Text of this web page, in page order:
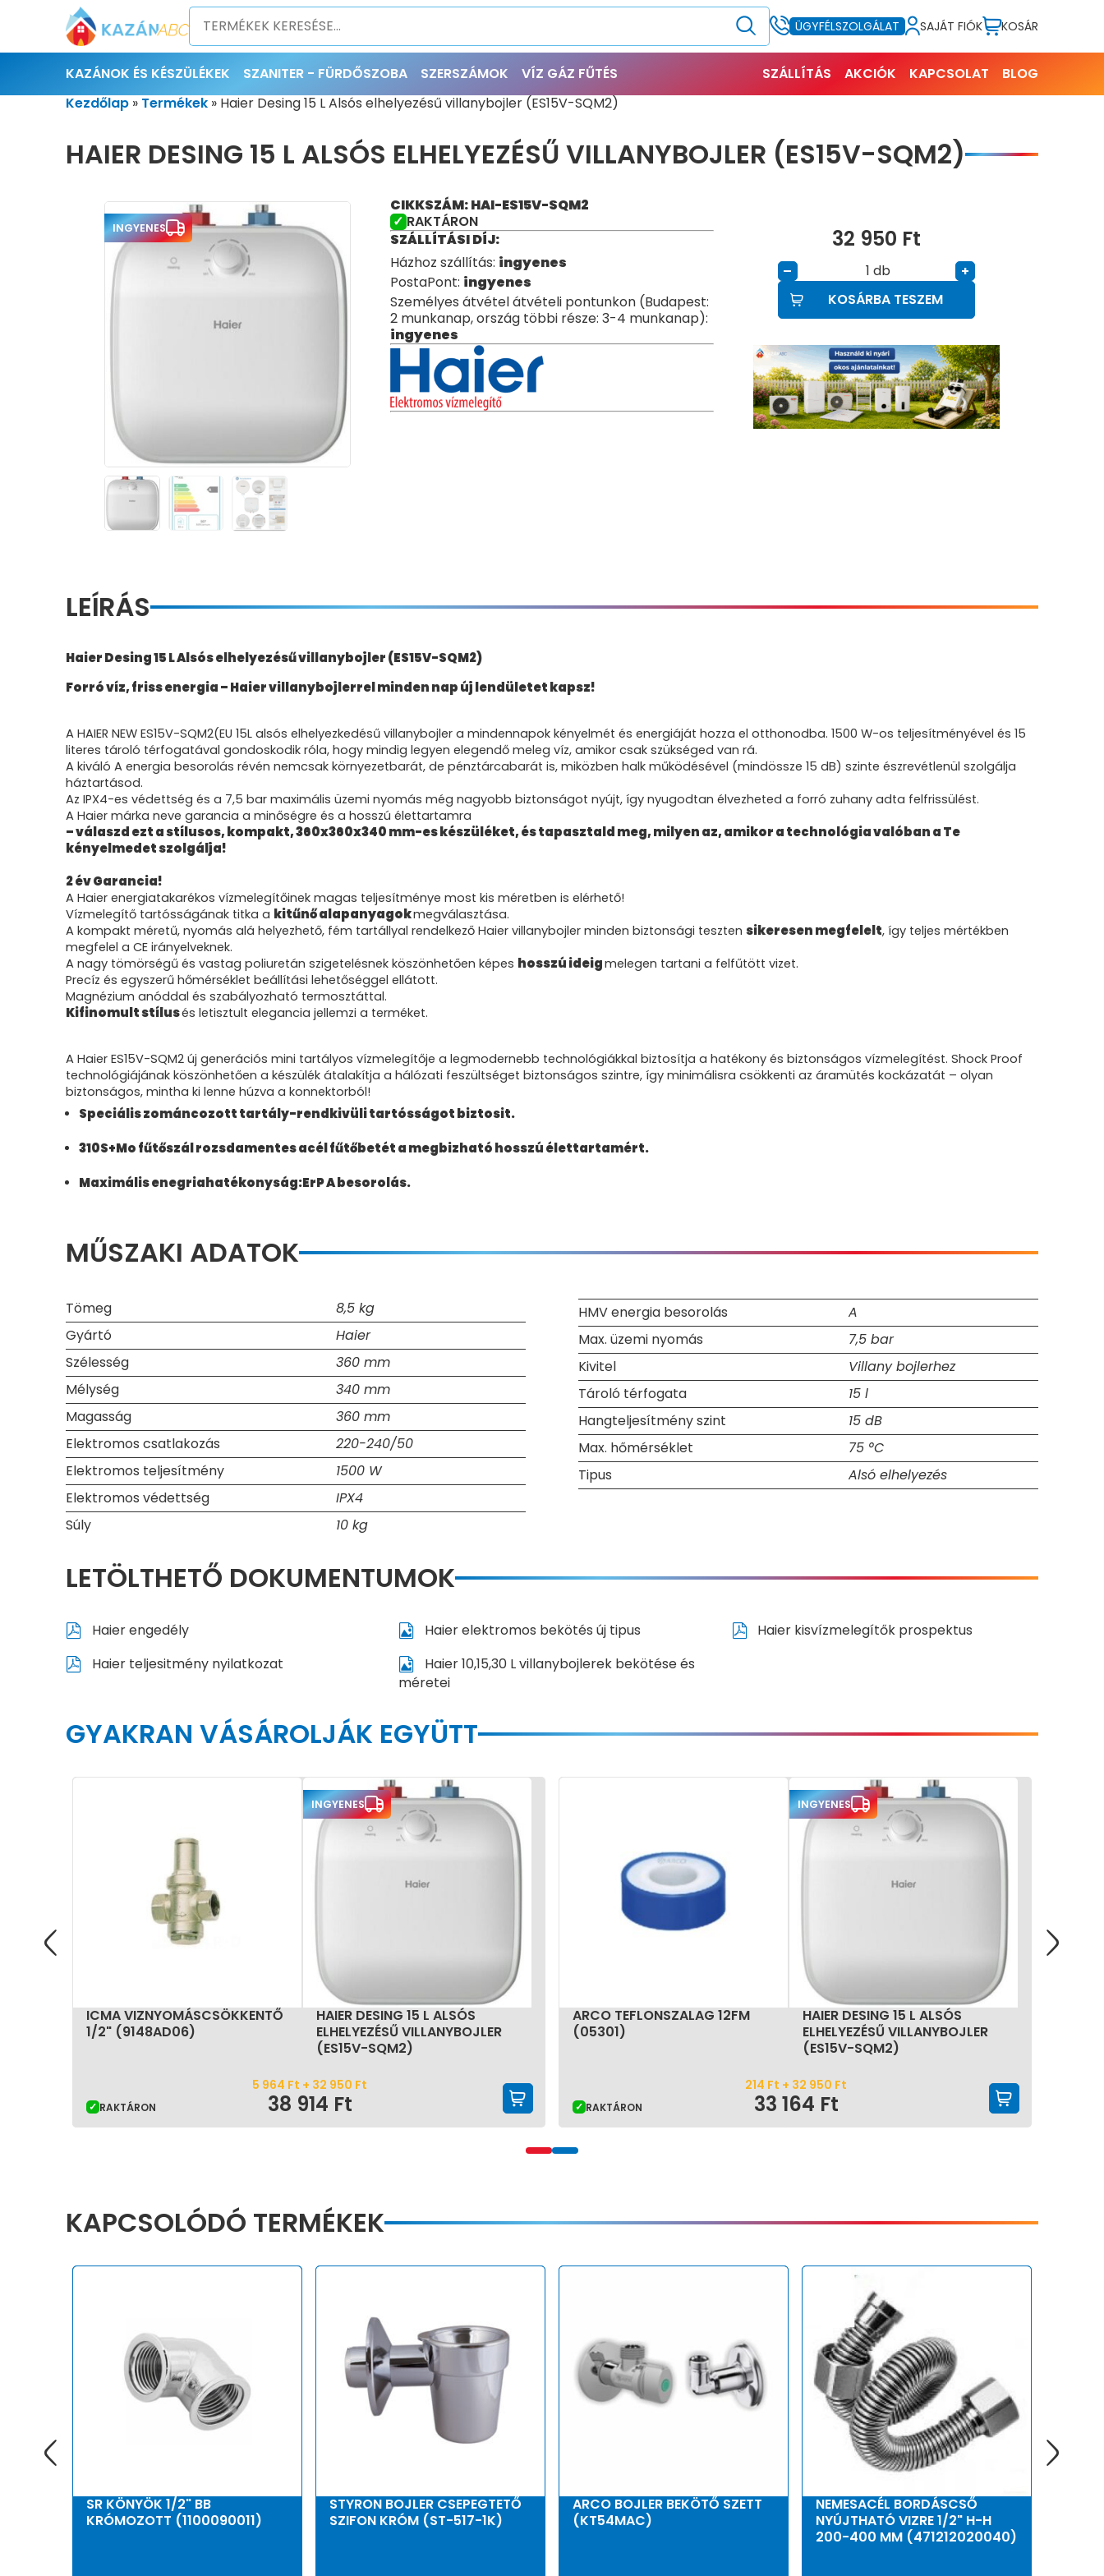
ÜGYFÉLSZOLGÁLAT SAJÁT FIÓK KOSÁR
KAZÁNOK ÉS KÉSZÜLÉKEK SZANITER - FÜRDŐSZOBA SZERSZÁMOK VÍZ GÁZ FŰTÉS SZÁLLÍTÁS AKCIÓK KAPCSOLAT
BLOG
Kezdőlap » Termékek » Haier Desing 15 L Alsós elhelyezésű villanybojler (ES15V-SQM2)
HAIER DESING 15 L ALSÓS ELHELYEZÉSŰ VILLANYBOJLER (ES15V-SQM2)
INGYENES
CIKKSZÁM: HAI-ES15V-SQM2
RAKTÁRON
SZÁLLÍTÁSI DÍJ:
Házhoz szállítás: ingyenes
PostaPont: ingyenes
Személyes átvétel átvételi pontunkon (Budapest:
2 munkanap, ország többi része: 3-4 munkanap):
ingyenes
32 950 Ft
– db
+
KOSÁRBA TESZEM
LEÍRÁS
Haier Desing 15 L Alsós elhelyezésű villanybojler (ES15V-SQM2)
Forró víz, friss energia – Haier villanybojlerrel minden nap új lendületet kapsz!
A HAIER NEW ES15V-SQM2(EU 15L alsós elhelyezkedésű villanybojler a mindennapok kényelmét és energiáját hozza el otthonodba. 1500 W-os teljesítményével és 15
literes tároló térfogatával gondoskodik róla, hogy mindig legyen elegendő meleg víz, amikor csak szükséged van rá.
A kiváló A energia besorolás révén nemcsak környezetbarát, de pénztárcabarát is, miközben halk működésével (mindössze 15 dB) szinte észrevétlenül szolgálja
háztartásod.
Az IPX4-es védettség és a 7,5 bar maximális üzemi nyomás még nagyobb biztonságot nyújt, így nyugodtan élvezheted a forró zuhany adta felfrissülést.
A Haier márka neve garancia a minőségre és a hosszú élettartamra
– válaszd ezt a stílusos, kompakt, 360x360x340 mm-es készüléket, és tapasztald meg, milyen az, amikor a technológia valóban a Te
kényelmedet szolgálja!
2 év Garancia!
A Haier energiatakarékos vízmelegítőinek magas teljesítménye most kis méretben is elérhető!
Vízmelegítő tartósságának titka a kitűnő alapanyagokmegválasztása.
A kompakt méretű, nyomás alá helyezhető, fém tartállyal rendelkező Haier villanybojler minden biztonsági teszten sikeresen megfelelt, így teljes mértékben
megfelel a CE irányelveknek.
A nagy tömörségű és vastag poliuretán szigetelésnek köszönhetően képes hosszú ideigmelegen tartani a felfűtött vizet.
Precíz és egyszerű hőmérséklet beállítási lehetőséggel ellátott.
Magnézium anóddal és szabályozható termosztáttal.
Kifinomult stílusés letisztult elegancia jellemzi a terméket.
A Haier ES15V-SQM2 új generációs mini tartályos vízmelegítője a legmodernebb technológiákkal biztosítja a hatékony és biztonságos vízmelegítést. Shock Proof
technológiájának köszönhetően a készülék átalakítja a hálózati feszültséget biztonságos szintre, így minimálisra csökkenti az áramütés kockázatát – olyan
biztonságos, mintha ki lenne húzva a konnektorból!
Speciális zománcozott tartály-rendkivüli tartósságot biztosit.
310S+Mo fűtőszál rozsdamentes acél fűtőbetét a megbizható hosszú élettartamért.
Maximális enegriahatékonyság:ErP A besorolás.
MŰSZAKI ADATOK
Tömeg
8,5 kg
Gyártó
Haier
Szélesség
360 mm
Mélység
340 mm
Magasság
360 mm
Elektromos csatlakozás
220-240/50
Elektromos teljesítmény
1500 W
Elektromos védettség
IPX4
Súly
10 kg
HMV energia besorolás
A
Max. üzemi nyomás
7,5 bar
Kivitel
Villany bojlerhez
Tároló térfogata
15 l
Hangteljesítmény szint
15 dB
Max. hőmérséklet
75 °C
Tipus
Alsó elhelyezés
LETÖLTHETŐ DOKUMENTUMOK
Haier engedély
Haier teljesitmény nyilatkozat
Haier elektromos bekötés új tipus
Haier 10,15,30 L villanybojlerek bekötése és
méretei
Haier kisvízmelegítők prospektus
GYAKRAN VÁSÁROLJÁK EGYÜTT
ICMA VIZNYOMÁSCSÖKKENTŐ
1/2" (9148AD06)
5 964 Ft + 32 950 Ft
38 914 Ft
RAKTÁRON KOSÁRBA TESZEM
HAIER DESING 15 L ALSÓS
ELHELYEZÉSŰ VILLANYBOJLER
(ES15V-SQM2)
INGYENES
ARCO TEFLONSZALAG 12FM
(05301)
214 Ft + 32 950 Ft
33 164 Ft
RAKTÁRON
HAIER DESING 15 L ALSÓS
ELHELYEZÉSŰ VILLANYBOJLER
(ES15V-SQM2)
INGYENES
KAPCSOLÓDÓ TERMÉKEK
SR KÖNYÖK 1/2" BB
KRÓMOZOTT (1100090011)
STYRON BOJLER CSEPEGTETŐ
SZIFON KRÓM (ST-517-1K)
ARCO BOJLER BEKÖTŐ SZETT
(KT54MAC)
NEMESACÉL BORDÁSCSŐ
NYÚJTHATÓ VIZRE 1/2" H-H
200-400 MM (471212020040)